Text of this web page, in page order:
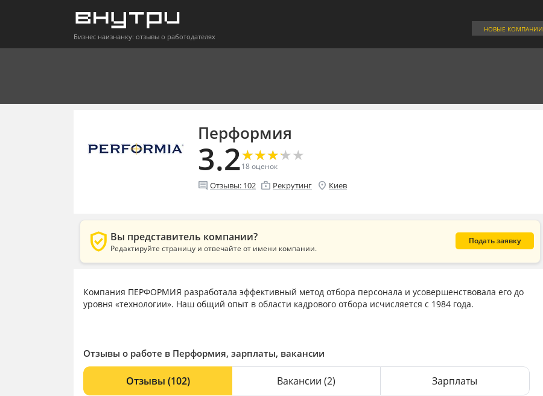
Бизнес наизнанку: отзывы о работодателях
НОВЫЕ КОМПАНИИ
Перформия
3.2★
★★
★★
★★
★★
★
18оценок
comment Отзывы: 102 enterprise Рекрутинг location_on Киев
verified_user Вы представитель компании?
Редактируйте страницу и отвечайте от имени компании.
Подать заявку
Компания ПЕРФОРМИЯ разработала эффективный метод отбора персонала и усовершенствовала его до
уровня «технологии». Наш общий опыт в области кадрового отбора исчисляется с 1984 года.
Отзывы о работе в Перформия, зарплаты, вакансии
Отзывы (102) Вакансии (2) Зарплаты